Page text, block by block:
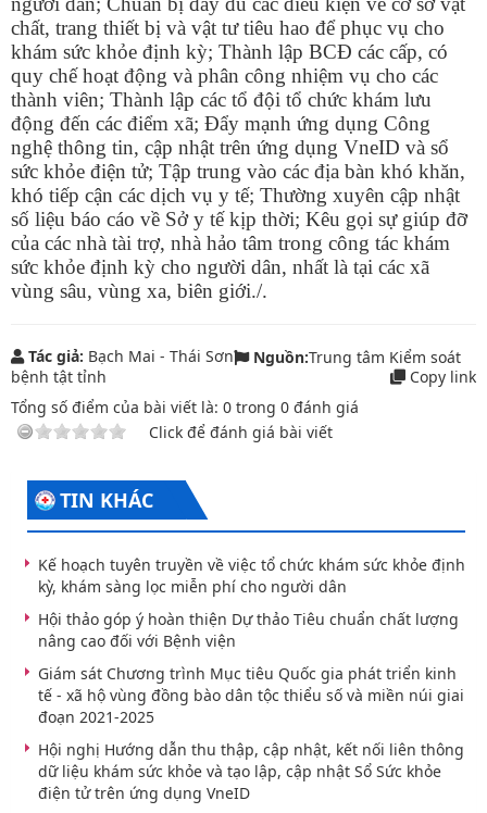
chất, trang thiết bị và vật tư tiêu hao để phục vụ cho
khám sức khỏe định kỳ; Thành lập BCĐ các cấp, có
quy chế hoạt động và phân công nhiệm vụ cho các
thành viên; Thành lập các tổ đội tổ chức khám lưu
động đến các điểm xã; Đẩy mạnh ứng dụng Công
nghệ thông tin, cập nhật trên ứng dụng VneID và sổ
sức khỏe điện tử; Tập trung vào các địa bàn khó khăn,
khó tiếp cận các dịch vụ y tế; Thường xuyên cập nhật
số liệu báo cáo về Sở y tế kịp thời; Kêu gọi sự giúp đỡ
của các nhà tài trợ, nhà hảo tâm trong công tác khám
sức khỏe định kỳ cho người dân, nhất là tại các xã
vùng sâu, vùng xa, biên giới./.
Tác giả: Bạch Mai - Thái Sơn Nguồn:Trung tâm Kiểm soát
bệnh tật tỉnh
Copy link
Tổng số điểm của bài viết là: 0 trong 0 đánh giá
Click để đánh giá bài viết
TIN KHÁC
Kế hoạch tuyên truyền về việc tổ chức khám sức khỏe định
kỳ, khám sàng lọc miễn phí cho người dân
Hội thảo góp ý hoàn thiện Dự thảo Tiêu chuẩn chất lượng
nâng cao đối với Bệnh viện
Giám sát Chương trình Mục tiêu Quốc gia phát triển kinh
tế - xã hộ vùng đồng bào dân tộc thiểu số và miền núi giai
đoạn 2021-2025
Hội nghị Hướng dẫn thu thập, cập nhật, kết nối liên thông
dữ liệu khám sức khỏe và tạo lập, cập nhật Sổ Sức khỏe
điện tử trên ứng dụng VneID